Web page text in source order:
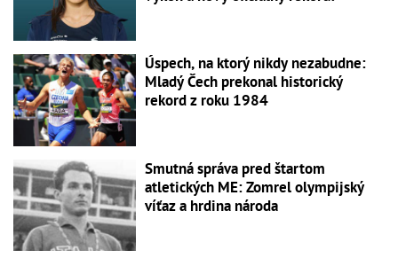
Úspech, na ktorý nikdy nezabudne:
Mladý Čech prekonal historický
rekord z roku 1984
Smutná správa pred štartom
atletických ME: Zomrel olympijský
víťaz a hrdina národa